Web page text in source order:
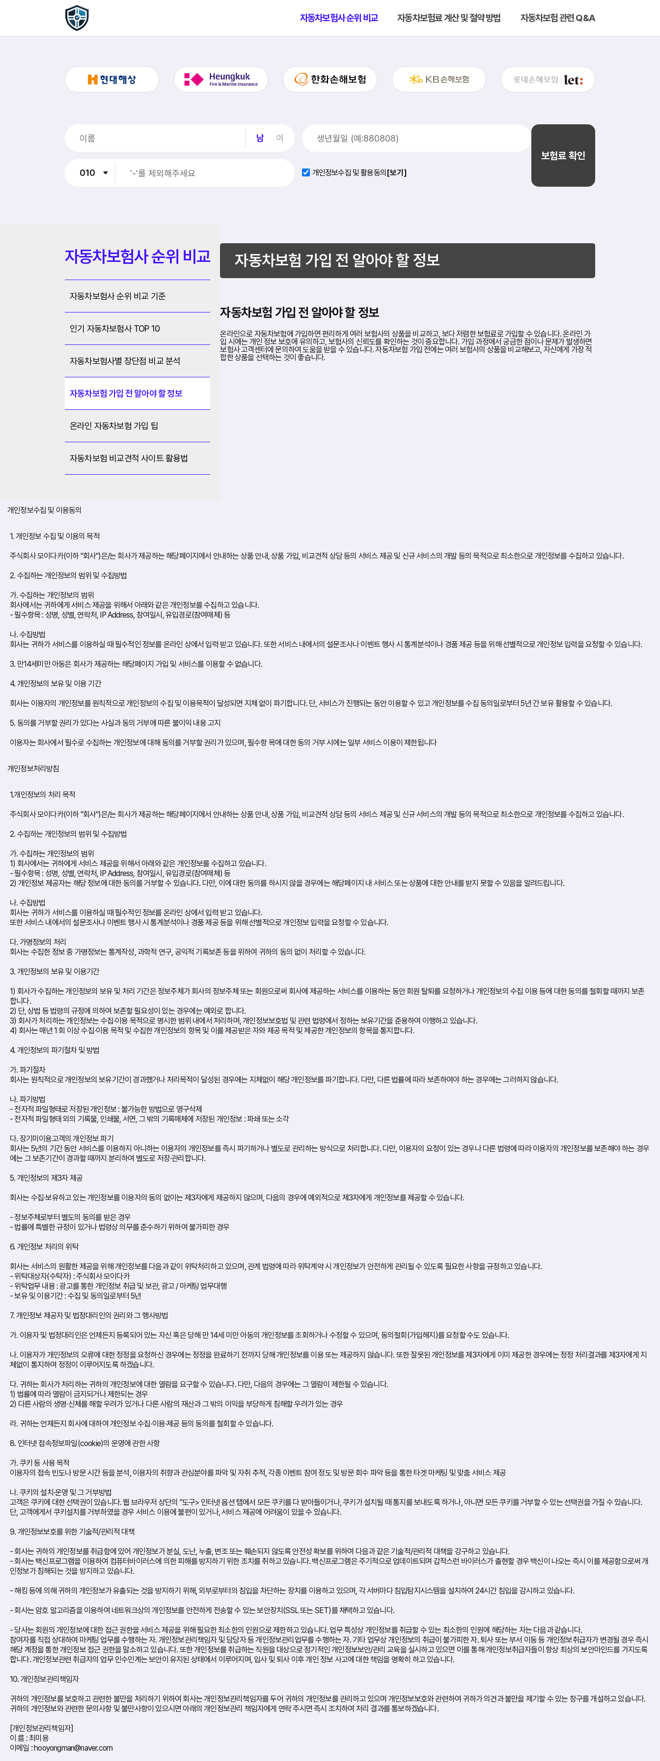
자동차보험사 순위 비교 자동차보험료 계산 및 절약 방법 자동차보험 관련 Q&A
남 여
개인정보수집 및 활용동의 [보기]
보험료 확인
자동차보험사 순위 비교
자동차보험사 순위 비교 기준
인기 자동차보험사 TOP 10
자동차보험사별 장단점 비교 분석
자동차보험 가입 전 알아야 할 정보
온라인 자동차보험 가입 팁
자동차보험 비교견적 사이트 활용법
자동차보험 가입 전 알아야 할 정보
자동차보험 가입 전 알아야 할 정보
온라인으로 자동차보험에 가입하면 편리하게 여러 보험사의 상품을 비교하고, 보다 저렴한 보험료로 가입할 수 있습니다. 온라인 가
입 시에는 개인 정보 보호에 유의하고, 보험사의 신뢰도를 확인하는 것이 중요합니다. 가입 과정에서 궁금한 점이나 문제가 발생하면
보험사 고객센터에 문의하여 도움을 받을 수 있습니다. 자동차보험 가입 전에는 여러 보험사의 상품을 비교해보고, 자신에게 가장 적
합한 상품을 선택하는 것이 좋습니다.
개인정보수집 및 이용동의
1. 개인정보 수집 및 이용의 목적
주식회사 모이다카(이하 "회사")은/는 회사가 제공하는 해당페이지에서 안내하는 상품 안내, 상품 가입, 비교견적 상담 등의 서비스 제공 및 신규 서비스의 개발 등의 목적으로 최소한으로 개인정보를 수집하고 있습니다.
2. 수집하는 개인정보의 범위 및 수집방법
가. 수집하는 개인정보의 범위
회사에서는 귀하에게 서비스 제공을 위해서 아래와 같은 개인정보를 수집하고 있습니다.
- 필수항목 : 성명, 성별, 연락처, IP Address, 참여일시, 유입경로(참여매체) 등
나. 수집방법
회사는 귀하가 서비스를 이용하실 때 필수적인 정보를 온라인 상에서 입력 받고 있습니다. 또한 서비스 내에서의 설문조사나 이벤트 행사 시 통계분석이나 경품 제공 등을 위해 선별적으로 개인정보 입력을 요청할 수 있습니다.
3. 만14세미만 아동은 회사가 제공하는 해당페이지 가입 및 서비스를 이용할 수 없습니다.
4. 개인정보의 보유 및 이용 기간
회사는 이용자의 개인정보를 원칙적으로 개인정보의 수집 및 이용목적이 달성되면 지체 없이 파기합니다. 단, 서비스가 진행되는 동안 이용할 수 있고 개인정보를 수집 동의일로부터 5년 간 보유 활용할 수 있습니다.
5. 동의를 거부할 권리가 있다는 사실과 동의 거부에 따른 불이익 내용 고지
이용자는 회사에서 필수로 수집하는 개인정보에 대해 동의를 거부할 권리가 있으며, 필수항 목에 대한 동의 거부 시에는 일부 서비스 이용이 제한됩니다
개인정보처리방침
1.개인정보의 처리 목적
주식회사 모이다카(이하 "회사")은/는 회사가 제공하는 해당페이지에서 안내하는 상품 안내, 상품 가입, 비교견적 상담 등의 서비스 제공 및 신규 서비스의 개발 등의 목적으로 최소한으로 개인정보를 수집하고 있습니다.
2. 수집하는 개인정보의 범위 및 수집방법
가. 수집하는 개인정보의 범위
1) 회사에서는 귀하에게 서비스 제공을 위해서 아래와 같은 개인정보를 수집하고 있습니다.
- 필수항목 : 성명, 성별, 연락처, IP Address, 참여일시, 유입경로(참여매체) 등
2) 개인정보 제공자는 해당 정보에 대한 동의를 거부할 수 있습니다. 다만, 이에 대한 동의를 하시지 않을 경우에는 해당페이지 내 서비스 또는 상품에 대한 안내를 받지 못할 수 있음을 알려드립니다.
나. 수집방법
회사는 귀하가 서비스를 이용하실 때 필수적인 정보를 온라인 상에서 입력 받고 있습니다.
또한 서비스 내에서의 설문조사나 이벤트 행사 시 통계분석이나 경품 제공 등을 위해 선별적으로 개인정보 입력을 요청할 수 있습니다.
다. 가명정보의 처리
회사는 수집한 정보 중 가명정보는 통계작성, 과학적 연구, 공익적 기록보존 등을 위하여 귀하의 동의 없이 처리할 수 있습니다.
3. 개인정보의 보유 및 이용기간
1) 회사가 수집하는 개인정보의 보유 및 처리 기간은 정보주체가 회사의 정보주체 또는 회원으로써 회사에 제공하는 서비스를 이용하는 동안 회원 탈퇴를 요청하거나 개인정보의 수집 이용 등에 대한 동의를 철회할 때까지 보존
합니다.
2) 단, 상법 등 법령의 규정에 의하여 보존할 필요성이 있는 경우에는 예외로 합니다.
3) 회사가 처리하는 개인정보는 수집∙이용 목적으로 명시한 범위 내에서 처리하며, 개인정보보호법 및 관련 법령에서 정하는 보유기간을 준용하여 이행하고 있습니다.
4) 회사는 매년 1 회 이상 수집∙이용 목적 및 수집한 개인정보의 항목 및 이를 제공받은 자와 제공 목적 및 제공한 개인정보의 항목을 통지합니다.
4. 개인정보의 파기절차 및 방법
가. 파기절차
회사는 원칙적으로 개인정보의 보유기간이 경과했거나 처리목적이 달성된 경우에는 지체없이 해당 개인정보를 파기합니다. 다만, 다른 법률에 따라 보존하여야 하는 경우에는 그러하지 않습니다.
나. 파기방법
- 전자적 파일형태로 저장된 개인정보 : 불가능한 방법으로 영구삭제
- 전자적 파일형태 외의 기록물, 인쇄물, 서면, 그 밖의 기록매체에 저장된 개인정보 : 파쇄 또는 소각
다. 장기미이용고객의 개인정보 파기
회사는 5년의 기간 동안 서비스를 이용하지 아니하는 이용자의 개인정보를 즉시 파기하거나 별도로 관리하는 방식으로 처리합니다. 다만, 이용자의 요청이 있는 경우나 다른 법령에 따라 이용자의 개인정보를 보존해야 하는 경우
에는 그 보존기간이 경과할 때까지 분리하여 별도로 저장∙관리합니다.
5. 개인정보의 제3자 제공
회사는 수집∙보유하고 있는 개인정보를 이용자의 동의 없이는 제3자에게 제공하지 않으며, 다음의 경우에 예외적으로 제3자에게 개인정보를 제공할 수 있습니다.
- 정보주체로부터 별도의 동의를 받은 경우
- 법률에 특별한 규정이 있거나 법령상 의무를 준수하기 위하여 불가피한 경우
6. 개인정보 처리의 위탁
회사는 서비스의 원활한 제공을 위해 개인정보를 다음과 같이 위탁처리하고 있으며, 관계 법령에 따라 위탁계약 시 개인정보가 안전하게 관리될 수 있도록 필요한 사항을 규정하고 있습니다.
- 위탁대상자(수탁자) : 주식회사 모이다카
- 위탁업무 내용 : 광고를 통한 개인정보 취급 및 보관, 광고 / 마케팅 업무대행
- 보유 및 이용기간 : 수집 및 동의일로부터 5년
7. 개인정보 제공자 및 법정대리인의 권리와 그 행사방법
가. 이용자 및 법정대리인은 언제든지 등록되어 있는 자신 혹은 당해 만 14세 미만 아동의 개인정보를 조회하거나 수정할 수 있으며, 동의철회(가입해지)를 요청할 수도 있습니다.
나. 이용자가 개인정보의 오류에 대한 정정을 요청하신 경우에는 정정을 완료하기 전까지 당해 개인정보를 이용 또는 제공하지 않습니다. 또한 잘못된 개인정보를 제3자에게 이미 제공한 경우에는 정정 처리결과를 제3자에게 지
체없이 통지하여 정정이 이루어지도록 하겠습니다.
다. 귀하는 회사가 처리하는 귀하의 개인정보에 대한 열람을 요구할 수 있습니다. 다만, 다음의 경우에는 그 열람이 제한될 수 있습니다.
1) 법률에 따라 열람이 금지되거나 제한되는 경우
2) 다른 사람의 생명∙신체를 해할 우려가 있거나 다른 사람의 재산과 그 밖의 이익을 부당하게 침해할 우려가 있는 경우
라. 귀하는 언제든지 회사에 대하여 개인정보 수집∙이용∙제공 등의 동의를 철회할 수 있습니다.
8. 인터넷 접속정보파일(cookie)의 운영에 관한 사항
가. 쿠키 등 사용 목적
이용자의 접속 빈도나 방문 시간 등을 분석, 이용자의 취향과 관심분야를 파악 및 자취 추적, 각종 이벤트 참여 정도 및 방문 회수 파악 등을 통한 타겟 마케팅 및 맞춤 서비스 제공
나. 쿠키의 설치∙운영 및 그 거부방법
고객은 쿠키에 대한 선택권이 있습니다. 웹 브라우저 상단의 "도구> 인터넷 옵션 탭에서 모든 쿠키를 다 받아들이거나, 쿠키가 설치될 때 통지를 보내도록 하거나, 아니면 모든 쿠키를 거부할 수 있는 선택권을 가질 수 있습니다.
단, 고객에게서 쿠키설치를 거부하였을 경우 서비스 이용에 불편이 있거나, 서비스 제공에 어려움이 있을 수 있습니다.
9. 개인정보보호를 위한 기술적/관리적 대책
- 회사는 귀하의 개인정보를 취급함에 있어 개인정보가 분실, 도난, 누출, 변조 또는 훼손되지 않도록 안전성 확보를 위하여 다음과 같은 기술적/관리적 대책을 강구하고 있습니다.
- 회사는 백신프로그램을 이용하여 컴퓨터바이러스에 의한 피해를 방지하기 위한 조치를 취하고 있습니다. 백신프로그램은 주기적으로 업데이트되며 갑작스런 바이러스가 출현할 경우 백신이 나오는 즉시 이를 제공함으로써 개
인정보가 침해되는 것을 방지하고 있습니다.
- 해킹 등에 의해 귀하의 개인정보가 유출되는 것을 방지하기 위해, 외부로부터의 침입을 차단하는 장치를 이용하고 있으며, 각 서버마다 침입탐지시스템을 설치하여 24시간 침입을 감시하고 있습니다.
- 회사는 암호 알고리즘을 이용하여 네트워크상의 개인정보를 안전하게 전송할 수 있는 보안장치(SSL 또는 SET)를 채택하고 있습니다.
- 당사는 회원의 개인정보에 대한 접근 권한을 서비스 제공을 위해 필요한 최소한의 인원으로 제한하고 있습니다. 업무 특성상 개인정보를 취급할 수 있는 최소한의 인원에 해당하는 자는 다음과 같습니다.
참여자를 직접 상대하여 마케팅 업무를 수행하는 자. 개인정보관리책임자 및 담당자 등 개인정보관리업무를 수행하는 자. 기타 업무상 개인정보의 취급이 불가피한 자. 퇴사 또는 부서 이동 등 개인정보취급자가 변경될 경우 즉시
해당 계정을 통한 개인정보 접근 권한을 말소하고 있습니다. 또한 개인정보를 취급하는 직원을 대상으로 정기적인 개인정보보안/관리 교육을 실시하고 있으면 이를 통해 개인정보취급자들이 항상 최상의 보안마인드를 가지도록
합니다. 개인정보관련 취급자의 업무 인수인계는 보안이 유지된 상태에서 이루어지며, 입사 및 퇴사 이후 개인 정보 사고에 대한 책임을 명확히 하고 있습니다.
10. 개인정보관리책임자
귀하의 개인정보를 보호하고 관련한 불만을 처리하기 위하여 회사는 개인정보관리책임자를 두어 귀하의 개인정보를 관리하고 있으며 개인정보보호와 관련하여 귀하가 의견과 불만을 제기할 수 있는 창구를 개설하고 있습니다.
귀하의 개인정보와 관련한 문의사항 및 불만사항이 있으시면 아래의 개인정보관리 책임자에게 연락 주시면 즉시 조치하여 처리 결과를 통보하겠습니다.
[개인정보관리책임자]
이 름 : 최미용
이메일 : hooyongman@naver.com